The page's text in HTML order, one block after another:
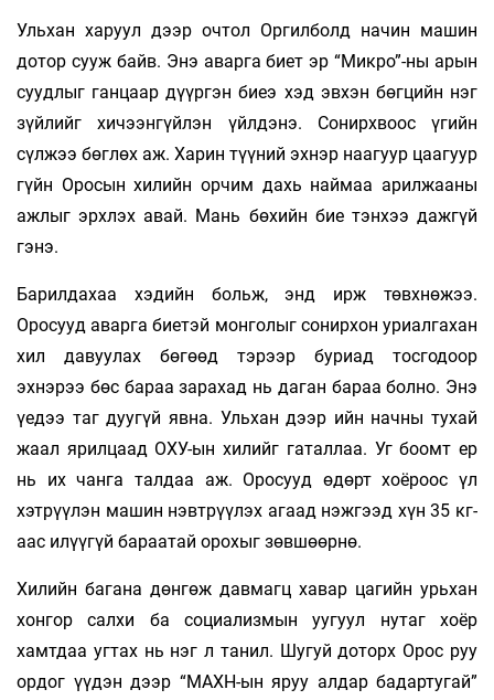
Ульхан харуул дээр очтол Оргилболд начин машин
дотор сууж байв. Энэ аварга биет эр “Микро”-ны арын
суудлыг ганцаар дүүргэн биеэ хэд эвхэн бөгцийн нэг
зүйлийг хичээнгүйлэн үйлдэнэ. Сонирхвоос үгийн
сүлжээ бөглөх аж. Харин түүний эхнэр наагуур цаагуур
гүйн Оросын хилийн орчим дахь наймаа арилжааны
ажлыг эрхлэх авай. Мань бөхийн бие тэнхээ дажгүй
гэнэ.
Барилдахаа хэдийн больж, энд ирж төвхнөжээ.
Оросууд аварга биетэй монголыг сонирхон уриалгахан
хил давуулах бөгөөд тэрээр буриад тосгодоор
эхнэрээ бөс бараа зарахад нь даган бараа болно. Энэ
үедээ таг дуугүй явна. Ульхан дээр ийн начны тухай
жаал ярилцаад ОХУ-ын хилийг гаталлаа. Уг боомт ер
нь их чанга талдаа аж. Оросууд өдөрт хоёроос үл
хэтрүүлэн машин нэвтрүүлэх агаад нэжгээд хүн 35 кг-
аас илүүгүй бараатай орохыг зөвшөөрнө.
Хилийн багана дөнгөж давмагц хавар цагийн урьхан
хонгор салхи ба социализмын уугуул нутаг хоёр
хамтдаа угтах нь нэг л танил. Шугуй доторх Орос руу
ордог үүдэн дээр “МАХН-ын яруу алдар бадартугай”